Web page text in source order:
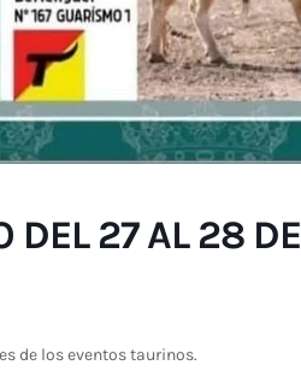
DEL 27 AL 28 DE
de los eventos taurinos.